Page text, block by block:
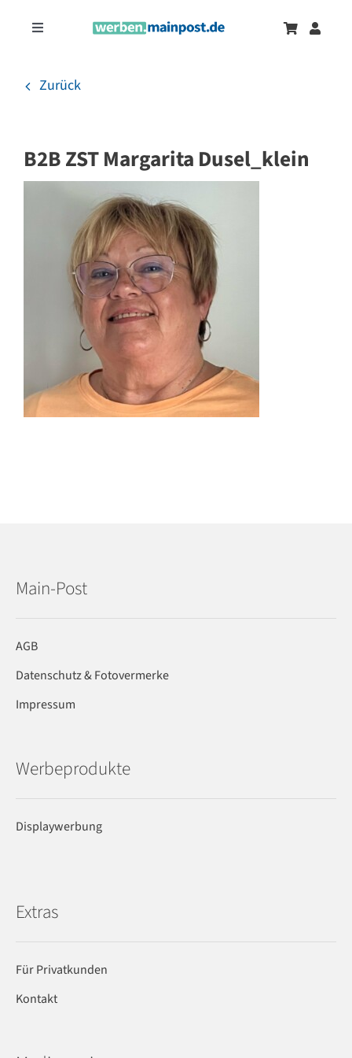
InhaltToggle
Onlinewerbung
Zurück
B2B ZST Margarita Dusel_klein
Main-Post
AGB
Datenschutz & Fotovermerke
Impressum
Werbeprodukte
Displaywerbung
Extras
Für Privatkunden
Kontakt